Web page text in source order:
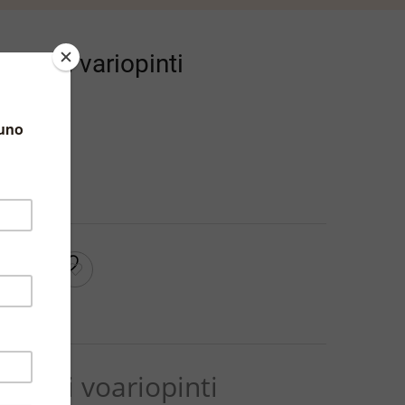
fiori variopinti
a fiori voariopinti